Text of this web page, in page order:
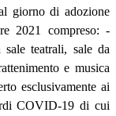
giorno di adozione
2021 compreso: -
teatrali, sale da
e musica
esclusivamente ai
COVID-19 di cui